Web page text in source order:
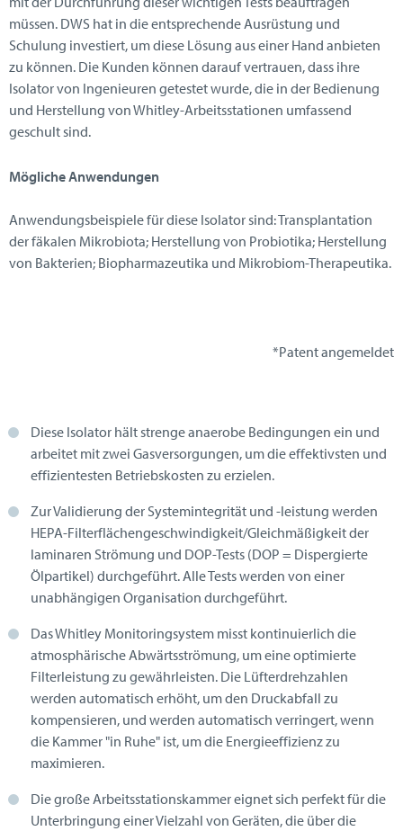
müssen. DWS hat in die entsprechende Ausrüstung und
Schulung investiert, um diese Lösung aus einer Hand anbieten
zu können. Die Kunden können darauf vertrauen, dass ihre
Isolator von Ingenieuren getestet wurde, die in der Bedienung
und Herstellung von Whitley-Arbeitsstationen umfassend
geschult sind.
Mögliche Anwendungen
Anwendungsbeispiele für diese Isolator sind: Transplantation
der fäkalen Mikrobiota; Herstellung von Probiotika; Herstellung
von Bakterien; Biopharmazeutika und Mikrobiom-Therapeutika.
*Patent angemeldet
Diese Isolator hält strenge anaerobe Bedingungen ein und
arbeitet mit zwei Gasversorgungen, um die effektivsten und
effizientesten Betriebskosten zu erzielen.
Zur Validierung der Systemintegrität und -leistung werden
HEPA-Filterflächengeschwindigkeit/Gleichmäßigkeit der
laminaren Strömung und DOP-Tests (DOP = Dispergierte
Ölpartikel) durchgeführt. Alle Tests werden von einer
unabhängigen Organisation durchgeführt.
Das Whitley Monitoringsystem misst kontinuierlich die
atmosphärische Abwärtsströmung, um eine optimierte
Filterleistung zu gewährleisten. Die Lüfterdrehzahlen
werden automatisch erhöht, um den Druckabfall zu
kompensieren, und werden automatisch verringert, wenn
die Kammer "in Ruhe" ist, um die Energieeffizienz zu
maximieren.
Die große Arbeitsstationskammer eignet sich perfekt für die
Unterbringung einer Vielzahl von Geräten, die über die